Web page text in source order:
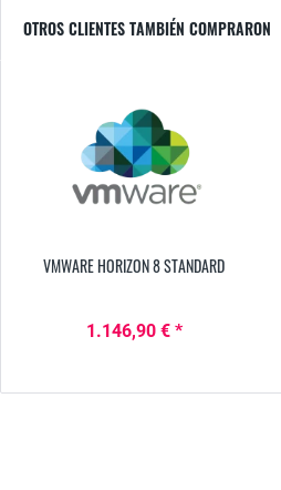
OTROS CLIENTES TAMBIÉN COMPRARON
VMWARE HORIZON 8 STANDARD
1.146,90 € *